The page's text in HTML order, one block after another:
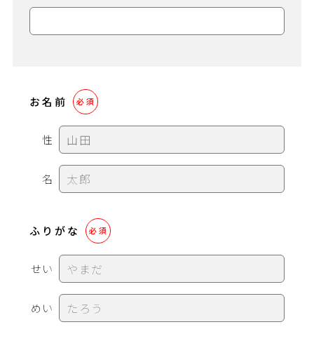
お名前 必須
性
名
ふりがな 必須
せい
めい